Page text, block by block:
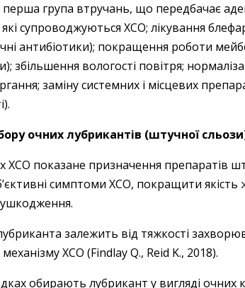
група втручань, що перед­бачає
супроводжуються ХСО; лікування
антибіотики); покращення роботи
збільшення вологості повітря;
заміну системних і місцевих
очних лубрикантів (штучної
ХСО показане призначення препаратів
симптоми ХСО, покращити якість
залежить від тяжкості
механізму ХСО (Findlay Q., Reid K., 2018).
обирають лубрикант у вигляді очних